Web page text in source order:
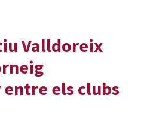
Valldoreix
els clubs